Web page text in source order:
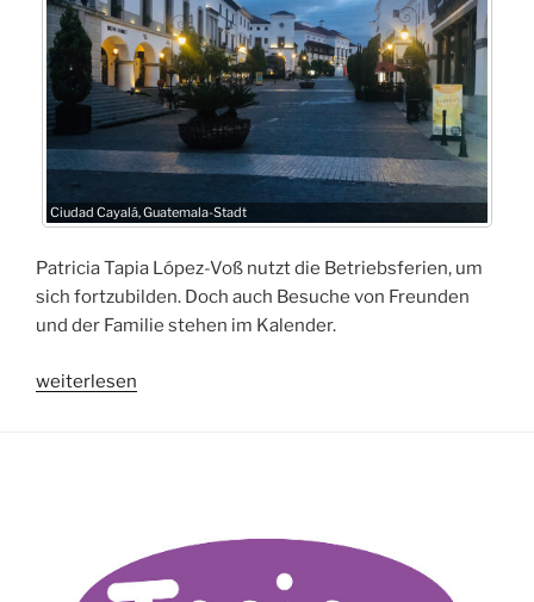
Ciudad Cayalá, Guatemala-Stadt
Patricia Tapia López-Voß nutzt die Betriebsferien, um
sich fortzubilden. Doch auch Besuche von Freunden
und der Familie stehen im Kalender.
„IN
weiterlesen